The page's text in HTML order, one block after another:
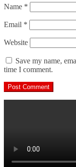
Name *
Email *
Website
Save my name,
time I comment.